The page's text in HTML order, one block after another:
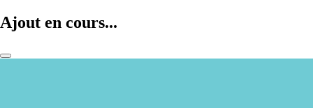
Ajout en cours...